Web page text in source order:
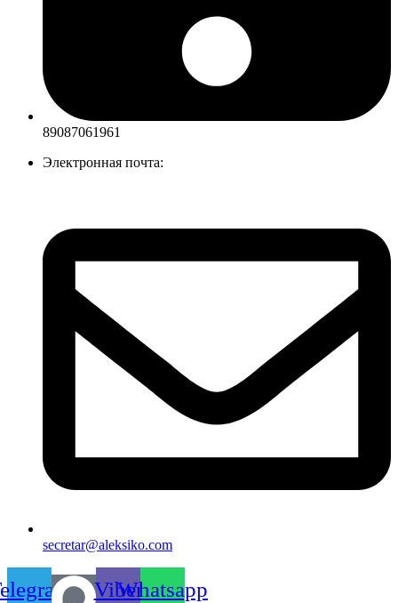
89087061961
Электронная почта:
secretar@aleksiko.com
ViberWhatsapp